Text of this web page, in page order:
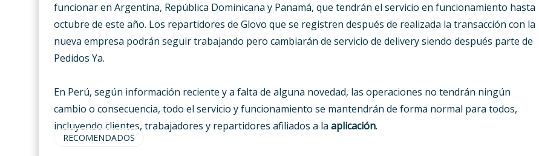
funcionar en Argentina, República Dominicana y Panamá, que tendrán el servicio en funcionamiento hasta
octubre de este año. Los repartidores de Glovo que se registren después de realizada la transacción con la
nueva empresa podrán seguir trabajando pero cambiarán de servicio de delivery siendo después parte de
Pedidos Ya.
En Perú, según información reciente y a falta de alguna novedad, las operaciones no tendrán ningún
cambio o consecuencia, todo el servicio y funcionamiento se mantendrán de forma normal para todos,
incluyendo clientes, trabajadores y repartidores afiliados a la aplicación.
RECOMENDADOS